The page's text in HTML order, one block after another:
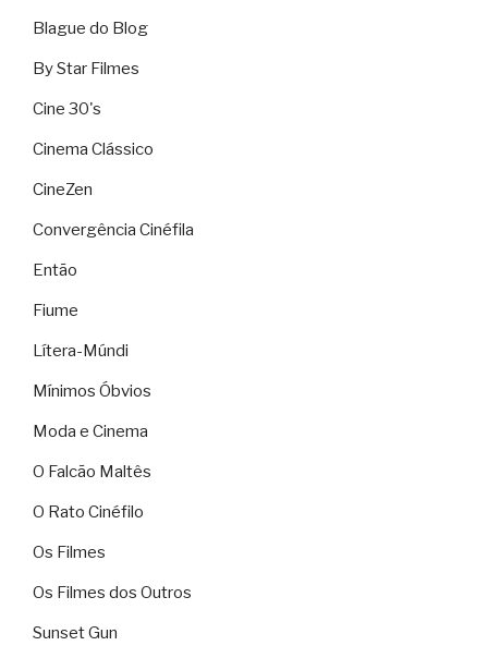
Blague do Blog
By Star Filmes
Cine 30's
Cinema Clássico
CineZen
Convergência Cinéfila
Então
Fiume
Lítera-Múndi
Mínimos Óbvios
Moda e Cinema
O Falcão Maltês
O Rato Cinéfilo
Os Filmes
Os Filmes dos Outros
Sunset Gun